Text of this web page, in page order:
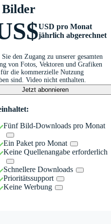
USD pro Monat
jährlich abgerechnet
Sie den Zugang zu unserer gesamten
von Fotos, Vektoren und Grafiken
die kommerzielle Nutzung
sind. Video nicht enthalten.
Jetzt abonnieren
Fünf Bild-Downloads pro Monat
Ein Paket pro Monat
Keine Quellenangabe erforderlich
Schnellere Downloads
Prioritätssupport
Keine Werbung